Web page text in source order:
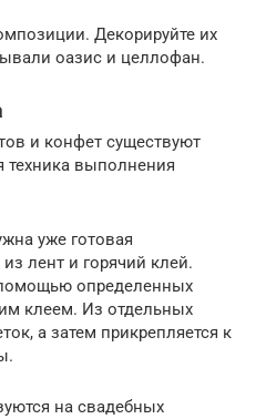
Декорируйте их
оазис и целлофан.
и конфет существуют
техника выполнения
уже готовая
лент и горячий клей.
определенных
клеем. Из отдельных
а затем прикрепляется к
на свадебных